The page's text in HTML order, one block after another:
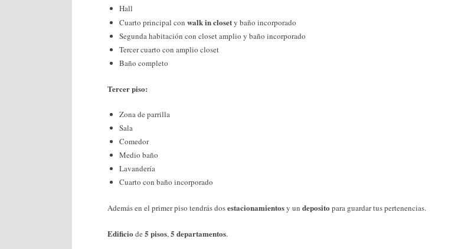
Hall
Cuarto principal con walk in closety baño incorporado
Segunda habitación con closet amplio y baño incorporado
Tercer cuarto con amplio closet
Baño completo
Tercer piso:
Zona de parrilla
Sala
Comedor
Medio baño
Lavandería
Cuarto con baño incorporado
Además en el primer piso tendrás dosestacionamientosy un deposito para guardar tus pertenencias.
Edificio de 5 pisos,5 departamentos.